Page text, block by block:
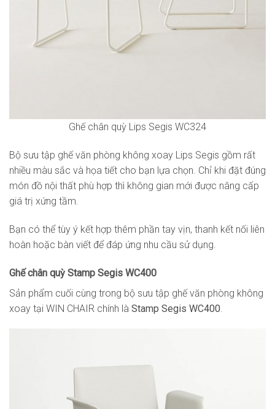
Ghế chân quỳ Lips Segis WC324
Bộ sưu tập ghế văn phòng không xoay Lips Segis gồm rất
nhiều màu sắc và họa tiết cho bạn lựa chọn. Chỉ khi đặt đúng
món đồ nội thất phù hợp thì không gian mới được nâng cấp
giá trị xứng tầm.
Bạn có thể tùy ý kết hợp thêm phần tay vịn, thanh kết nối liên
hoàn hoặc bàn viết để đáp ứng nhu cầu sử dụng.
Ghế chân quỳ Stamp Segis WC400
Sản phẩm cuối cùng trong bộ sưu tập ghế văn phòng không
xoay tại WIN CHAIR chính là Stamp Segis WC400